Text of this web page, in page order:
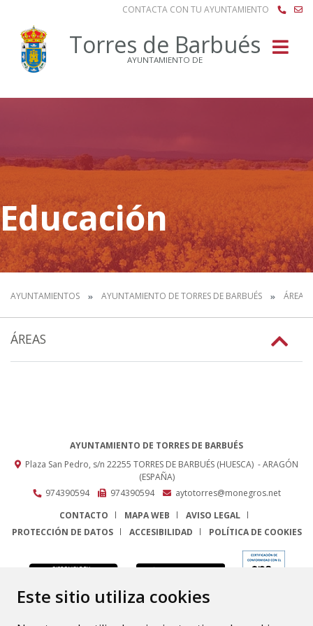
Este sitio utiliza cookies
CONTACTA CON TU AYUNTAMIENTO
Torres de Barbués
AYUNTAMIENTO DE
Educación
AYUNTAMIENTOS AYUNTAMIENTO DE TORRES DE BARBUÉS ÁREAS
ÁREAS
AYUNTAMIENTO DE TORRES DE BARBUÉS
Plaza San Pedro, s/n 22255 TORRES DE BARBUÉS (HUESCA) - ARAGÓN
(ESPAÑA)
974390594
974390594
aytotorres@monegros.net
CONTACTO
MAPA WEB
AVISO LEGAL
PROTECCIÓN DE DATOS
ACCESIBILIDAD POLÍTICA DE COOKIES